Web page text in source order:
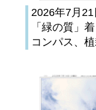
2026年7月21
「緑の質」
コンパス、